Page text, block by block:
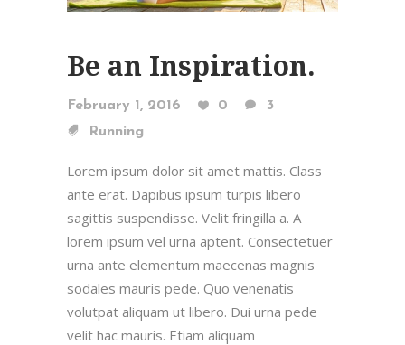
Be an Inspiration.
February 1, 2016 0
3
Running
Lorem ipsum dolor sit amet mattis. Class
ante erat. Dapibus ipsum turpis libero
sagittis suspendisse. Velit fringilla a. A
lorem ipsum vel urna aptent. Consectetuer
urna ante elementum maecenas magnis
sodales mauris pede. Quo venenatis
volutpat aliquam ut libero. Dui urna pede
velit hac mauris. Etiam aliquam